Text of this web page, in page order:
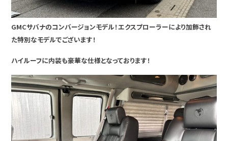
GMCサバナのコンバージョンモデル！エクスプローラーにより加飾され
た特別なモデルでございます！
ハイルーフに内装も豪華な仕様となっております！